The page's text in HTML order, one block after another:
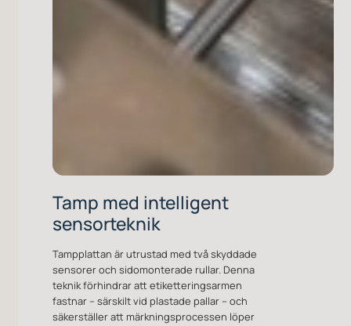
sensorteknik
sensorer och sidomonterade rullar. Denna
teknik förhindrar att etiketteringsarmen
fastnar – särskilt vid plastade pallar – och
säkerställer att märkningsprocessen löper
smidigt.